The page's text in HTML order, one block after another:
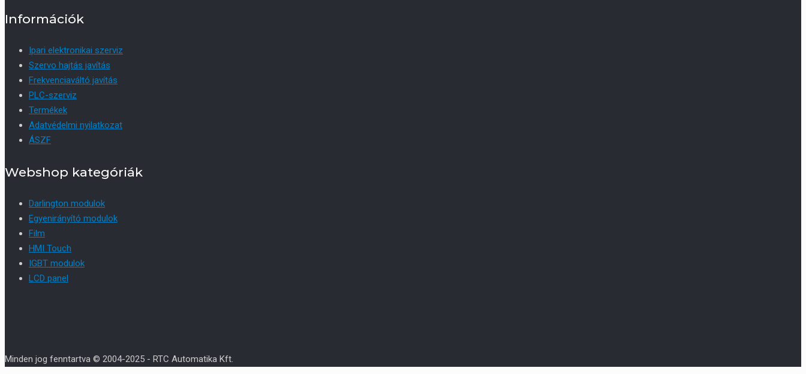
Információk
Ipari elektronikai szerviz
Szervo hajtás javítás
Frekvenciaváltó javítás
PLC-szerviz
Termékek
Adatvédelmi nyilatkozat
ÁSZF
Webshop kategóriák
Darlington modulok
Egyenirányító modulok
Film
HMI Touch
IGBT modulok
LCD panel
Minden jog fenntartva © 2004-2025 - RTC Automatika Kft.